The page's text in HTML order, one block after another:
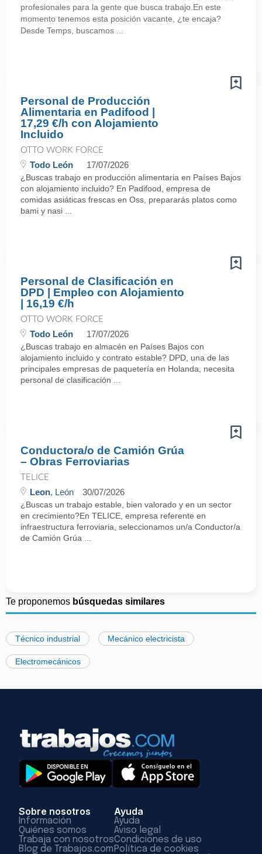
profesionales para la gente que busca trabajo.En este
momento tenemos esta posición vacante, ¿te encaja?
Desde Temps, buscamos ...
Personal de Producción
Alimentaria en Padifood |
17,29 €/h con Alojamiento
Incluido
OTTO WORK FORCE
Todo León 17/07/2026
¿Buscas trabajo en producción alimentaria en Países Bajos
con alojamiento incluido? En Padifood, empresa de
comidas asiáticas frescas en Oss, prepararás platos como
bami y nasi ...
Personal de Clasificación en
DPD | Empleo con Alojamiento
| 16,19 €/h
OTTO WORK FORCE
Todo León 17/07/2026
¿Buscas trabajo en almacén en Países Bajos con
alojamiento incluido y contrato estable? DPD, una de las
principales empresas de paquetería en Holanda, necesita
personal de clasificación ...
Conductora/o de Camión Grúa
– Obras Ferroviarias
TELICE
Leon, León 30/07/2026
¿Buscas un trabajo estable, bien valorado y en un sector
en crecimiento?En TELICE, empresa referente en
infraestructura ferroviaria, seleccionamos un/a Conductor/a
de Camión Grúa ...
Te proponemos búsquedas similares
Técnico industrial Mecánico electricista
Electromecánicos
Sobre nosotros
Información
Quiénes somos
Trabaja con nosotros
Blog de Trabajos.com
Ayuda
Ayuda
Aviso legal
Condiciones de uso
Política de cookies